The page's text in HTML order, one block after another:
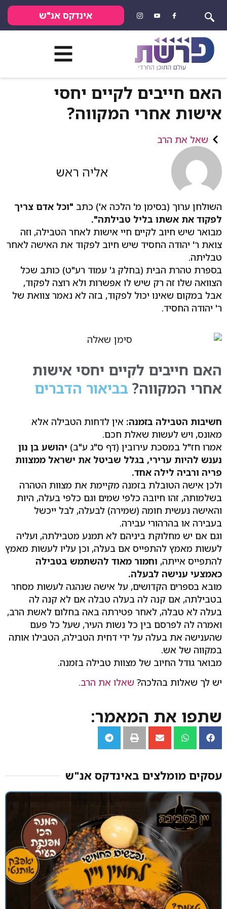
אינדקס אנ"ש
האם חייבים לקיים יחסי
אישות אחרי המקווה?
שאל את הרב
אליה ראש
השולחן ערוך (בסימן מ' הלכה א') כתב "וכל אדם צריך
לפקוד את אשתו בליל טבילתה".
מבואר שיש חיוב לקיים חיי אישות לאחר הטבילה, וזה
צואת ר' יהודה החסיד שיש חיוב לפקוד את האישה לאחר
טבליתה.
בספרת טהרת הבית (בחלק ג' עמוד רע"ט) כותב שכל
הצוואה שלו זה רק שיש לו אפשרות ולא רוצה לפקוד,
אבל במקום שאינו יכול לפקוד, בזה לא נאמר צוואת של
ר' יהודה החסיד.
האם חייבים לקיים יחסי אישות
אחרי המקווה? בביאור הדברים
חשיבות הטבילה בזמנה: אין לדחות הטבילה אלא
מאונס, ויש לעשות שאלת חכם.
אמרו חז"ל במסכת עירובין (דף ס"ג ע"ב) יהושע בן נון
נענש להיות ערירי, בגלל שביטל את ישראל ממצוות
פריה ורביה לילה אחד.
ולכן אישה הטובלת בזמנה מקיימת את מצוות הטהרה
בשלמותה, זהו חיובה כלפי שמים וגם כלפי בעלה, היות
והאישה נעשית חומה (שמירה) לבעלה, לבל ייכשל
בעבירה או בהרהורי עבירה.
וגם אם יש מחלוקת ביניהם לא תמנע מטבילתה, ועליה
לעשות מאמץ להתפייס אם בעלה, וכן עליו לעשות מאמץ
להתפייס אייתה, וחמור מאוד להשתמש בטבילה
כאמצעי ענישה לבעלה.
מובא בספרים הקדושים, על אישה שנהגה לעשות מסחר
בטבילתה, אם קנה לה בעלה טבלה אם לא קנה לה
בעלה לא טבלה, לאחר פטירתה באה בחלום לאשת הרב,
ואמרה לה לפרסם בין כל נשות העיר, שעל כל פעם
שהענישה את בעלה על ידי דחית הטבילה, הטבילו אותה
במקווה של אש.
מבואר גודל החיוב של מצוות טבילה בזמנה.
יש לך שאלות בהלכה? שאלו את הרב.
שתפו את המאמר:
עסקים מומלצים באינדקס אנ"ש​